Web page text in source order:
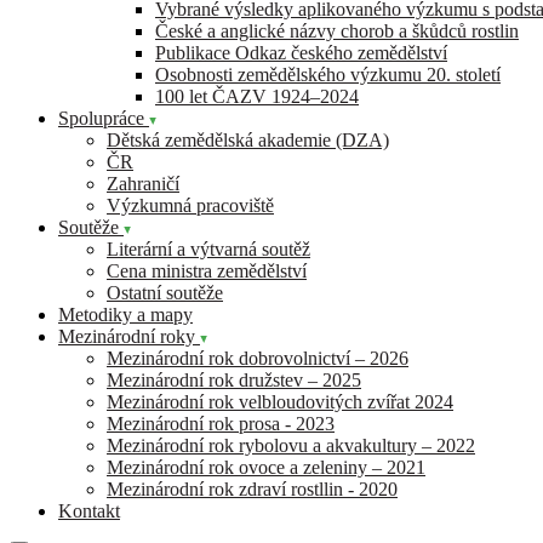
Vybrané výsledky aplikovaného výzkumu s
České a anglické názvy chorob a škůdců rostlin
Publikace Odkaz českého zemědělství
Osobnosti zemědělského výzkumu 20. století
100 let ČAZV 1924–2024
Spolupráce
Dětská zemědělská akademie (DZA)
ČR
Zahraničí
Výzkumná pracoviště
Soutěže
Literární a výtvarná soutěž
Cena ministra zemědělství
Ostatní soutěže
Metodiky a mapy
Mezinárodní roky
Mezinárodní rok dobrovolnictví – 2026
Mezinárodní rok družstev – 2025
Mezinárodní rok velbloudovitých zvířat 2024
Mezinárodní rok prosa - 2023
Mezinárodní rok rybolovu a akvakultury – 2022
Mezinárodní rok ovoce a zeleniny – 2021
Mezinárodní rok zdraví rostllin - 2020
Kontakt